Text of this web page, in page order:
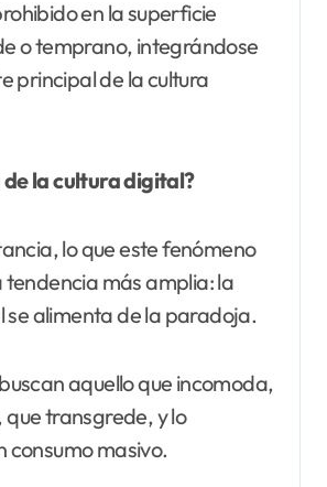
en la superficie
o temprano, integrándose
principal de la cultura
de la cultura digital?
lo que este fenómeno
tendencia más amplia: la
se alimenta de la paradoja.
aquello que incomoda,
transgrede, y lo
consumo masivo.